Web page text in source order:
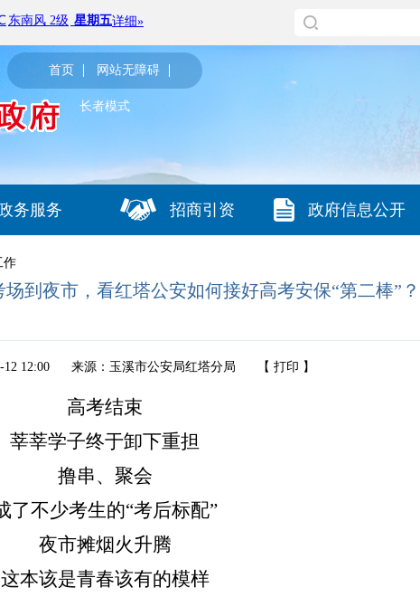
首页 网站无障碍
长者模式
务服务 招商引资 政府信息公开
作
到夜市，看红塔公安如何接好高考安保“第二棒”？
12:00 来源：玉溪市公安局红塔分局 【 打印 】
高考结束
莘莘学子终于卸下重担
撸串、聚会
了不少考生的“考后标配”
夜市摊烟火升腾
这本该是青春该有的模样